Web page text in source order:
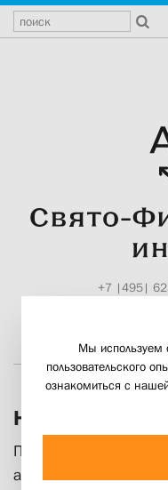
+7 |495|
Научиться
Профессор СФИ А.М.
авторский курс
Мы используем
пользовательского
ознакомиться с